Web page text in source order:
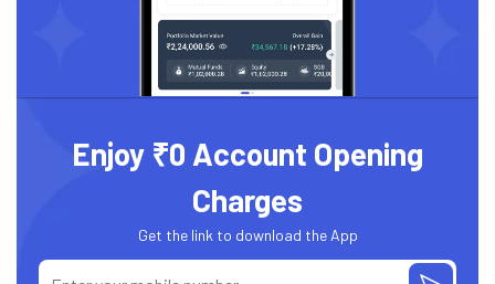
Enjoy ₹0 Account Opening
Charges
Get the link to download the App